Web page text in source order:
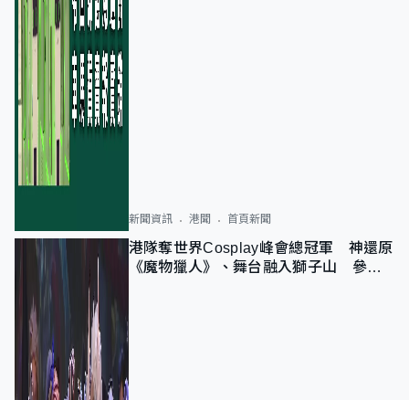
新聞資訊 港聞 首頁新聞
港隊奪世界Cosplay峰會總冠軍 神還原
《魔物獵人》、舞台融入獅子山 參賽